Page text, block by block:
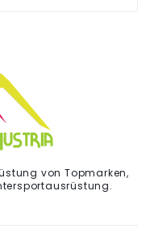
von Topmarken,